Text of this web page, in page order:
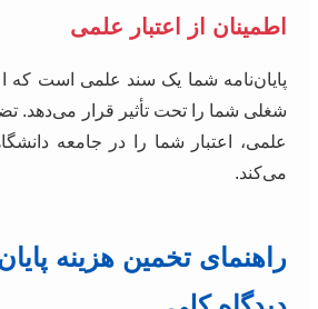
اطمینان از اعتبار علمی
پایان‌نامه شما یک سند علمی است که
شغلی شما را تحت تأثیر قرار می‌دهد.
علمی، اعتبار شما را در جامعه
می‌کند.
راهنمای تخمین هزینه